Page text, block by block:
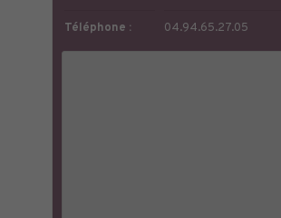
Téléphone : 04.94.65.27.05